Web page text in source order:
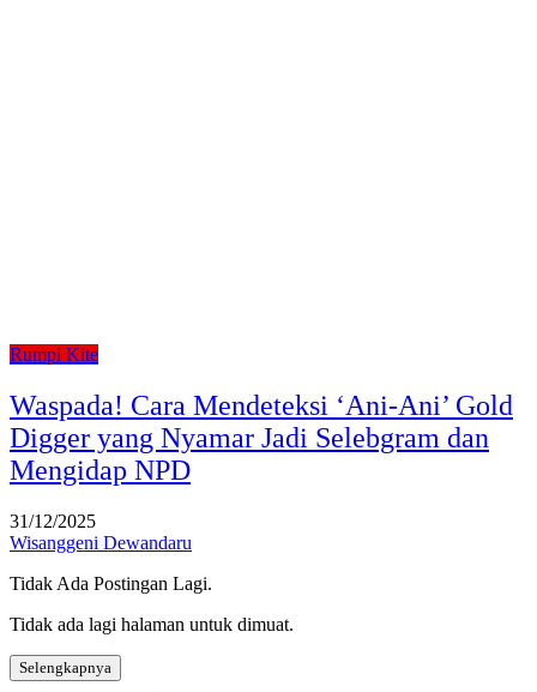
Rumpi Kite
Waspada! Cara Mendeteksi ‘Ani-Ani’ Gold
Digger yang Nyamar Jadi Selebgram dan
Mengidap NPD
31/12/2025
Wisanggeni Dewandaru
Tidak Ada Postingan Lagi.
Tidak ada lagi halaman untuk dimuat.
Selengkapnya